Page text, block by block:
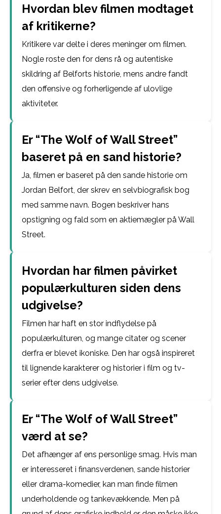
Hvordan blev filmen modtaget
af kritikerne?
Kritikere var delte i deres meninger om filmen.
Nogle roste den for dens rå og autentiske
skildring af Belforts historie, mens andre fandt
den offensive og forherligende af ulovlige
aktiviteter.
Er “The Wolf of Wall Street”
baseret på en sand historie?
Ja, filmen er baseret på den sande historie om
Jordan Belfort, der skrev en selvbiografisk bog
med samme navn. Bogen beskriver hans
opstigning og fald som en aktiemægler på Wall
Street.
Hvordan har filmen påvirket
populærkulturen siden dens
udgivelse?
Filmen har haft en stor indflydelse på
populærkulturen, og mange citater og scener
derfra er blevet ikoniske. Den har også inspireret
til lignende karakterer og historier i film og tv-
serier efter dens udgivelse.
Er “The Wolf of Wall Street”
værd at se?
Det afhænger af ens personlige smag. Hvis man
er interesseret i finansverdenen, sande historier
eller drama-komedier, kan man finde filmen
underholdende og tankevækkende. Men på